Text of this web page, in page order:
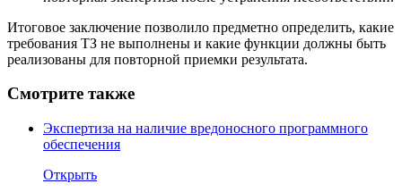
Итоговое заключение позволило предметно определить, какие
требования ТЗ не выполнены и какие функции должны быть
реализованы для повторной приемки результата.
Смотрите также
Экспертиза на наличие вредоносного программного
обеспечения
Открыть